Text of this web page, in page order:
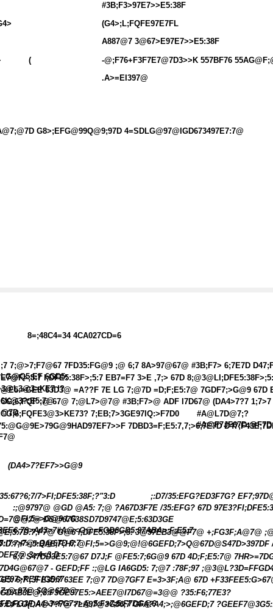
#3B;F3>97E7>>E5:38F
(G4>;L;FQFE97E7FL
A887@7 3@67>E97E7>>E5:38F
(
-@;F76+F3F7E7@7D3>>K 557BF76
.A>=EI397@
G8>;EFG@99Q@9;97D 4=SDLG@97@IGD673497E7:7@
8=;48C4=34 4CA027CD=6
;7 7;@>7;F7@67 7FD35:FG@9 ;@ 6;7 8A>97@67@ #3B;F7> 6;7E7D
LG@Q5:EF 6GD5:I;DFE5:38F>;5:7 EB7=F7 3>E ,7;> 67D
!?
@E5:>GEE 63D3@ =A??F 7E LG 7;@7D =D;F;E5:7@ 7GDF7;>G@9 67D
6K@3?;E5:7@;@ 67@ 7;@L7>@7@ #3B;F7>@ ADF I7D67@ (DA4>7?7
7;EB;7>3GE97IQ:>F7D0
#A@L7D@7;?
7DBD3=F;E5:7,7;>6;7E7D
(DA4>7?EF7>>G@9
7>FI;DFE5:38F;?"3:D
;:D7/35:EFG?ED3F7G?
:;@9797@ @GD @A5: 7;@ ?A67D3F7E /35:EFG? 67D
@FI;5=>G@9 LGDS@67638SD7D9747@E;5:63D3GE
G@6 I;DFE5:38F>;5: 3@97EB3@@F7@ +;FG3F;A@7@
6;7@FI;5=>G@9;@!@6GEFD;7>Q@67D@S47D>397DF
3>4<3:D
6;7 S47DD3E5:7@67 D7J;F @FE5:7;6G@9 67D 4D;F;E5:7@
- GEFD;FF :;@LG IA6GD5: 7;@7 :78F;97
IGD67
G5: 6;7 ,3FE35:7 63EE 7;@7 7D@7GF7 E=3>3F;A@ 67D
7;@;97@ $Q@67D@
GDAB3E@;5:F3GE97E5:>AEE7@I7D67@=3@@ ?35:F6;77E3?
FE;FG3F;A@3=FG7>>@;5:F>7;5:F7DG@6
7LA97@3G86;7 GFA?A4;>;@6GEFD;7